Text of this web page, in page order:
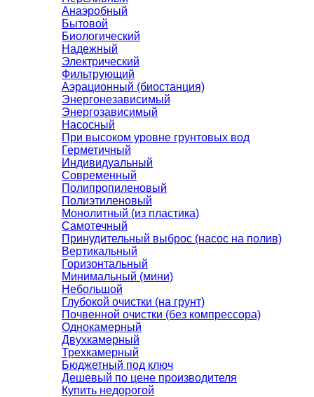
Анаэробный
Бытовой
Биологический
Надежный
Электрический
Фильтрующий
Аэрационный (биостанция)
Энергонезависимый
Энергозависимый
Насосный
При высоком уровне грунтовых вод
Герметичный
Индивидуальный
Современный
Полипропиленовый
Полиэтиленовый
Монолитный (из пластика)
Самотечный
Принудительный выброс (насос на полив)
Вертикальный
Горизонтальный
Минимальный (мини)
Небольшой
Глубокой очистки (на грунт)
Почвенной очистки (без компрессора)
Однокамерный
Двухкамерный
Трехкамерный
Бюджетный под ключ
Дешевый по цене производителя
Купить недорогой